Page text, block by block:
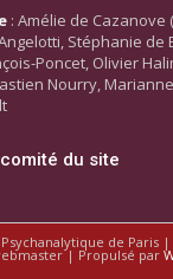
: Amélie de Cazanove
Stéphanie de
Poncet, Olivier
Nourry,
du site
de Paris |
| Propulsé par